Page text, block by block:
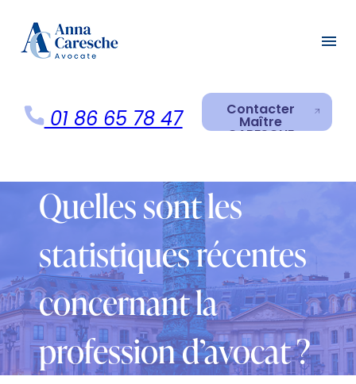
menu
01 86 65 78 47 Contacter
Maître
CARESCHE
Contacter
Quelles sont les
statistiques récentes
concernant la
profession d’avocat ?